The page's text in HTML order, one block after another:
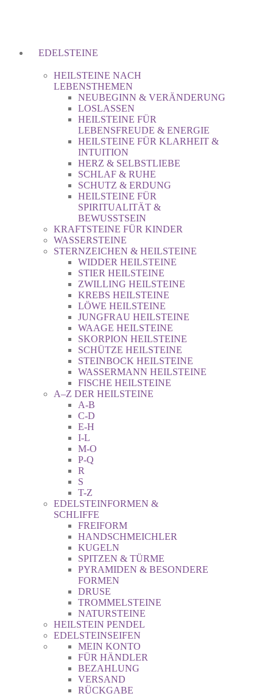
EDELSTEINE
HEILSTEINE NACH
LEBENSTHEMEN
NEUBEGINN & VERÄNDERUNG
LOSLASSEN
HEILSTEINE FÜR
LEBENSFREUDE & ENERGIE
HEILSTEINE FÜR KLARHEIT &
INTUITION
HERZ & SELBSTLIEBE
SCHLAF & RUHE
SCHUTZ & ERDUNG
HEILSTEINE FÜR
SPIRITUALITÄT &
BEWUSSTSEIN
KRAFTSTEINE FÜR KINDER
WASSERSTEINE
STERNZEICHEN & HEILSTEINE
WIDDER HEILSTEINE
STIER HEILSTEINE
ZWILLING HEILSTEINE
KREBS HEILSTEINE
LÖWE HEILSTEINE
JUNGFRAU HEILSTEINE
WAAGE HEILSTEINE
SKORPION HEILSTEINE
SCHÜTZE HEILSTEINE
STEINBOCK HEILSTEINE
WASSERMANN HEILSTEINE
FISCHE HEILSTEINE
A–Z DER HEILSTEINE
A-B
C-D
E-H
I-L
M-O
P-Q
R
S
T-Z
EDELSTEINFORMEN &
SCHLIFFE
FREIFORM
HANDSCHMEICHLER
KUGELN
SPITZEN & TÜRME
PYRAMIDEN & BESONDERE
FORMEN
DRUSE
TROMMELSTEINE
NATURSTEINE
HEILSTEIN PENDEL
EDELSTEINSEIFEN
MEIN KONTO
FÜR HÄNDLER
BEZAHLUNG
VERSAND
RÜCKGABE